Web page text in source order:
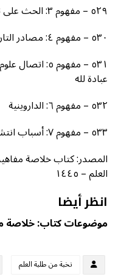
٥٢٩ – مفهوم ٣: الحث على تعلًّم علم التاريخ
٥٣٠ – مفهوم ٤: مصادر التاريخ
٥٣١ – مفهوم ٥:
عبادة لله
٥٣٢ – مفهوم ٦: الداروينية
٥٣٣ – مفهوم ٧: أسباب انتشار نظرية داروين
المصدر: كتاب خلاصة
العلم – ١٤٤٥
انظر أيضا
موضوعات كتاب: خلاصة
نخبة من طلبة العلم